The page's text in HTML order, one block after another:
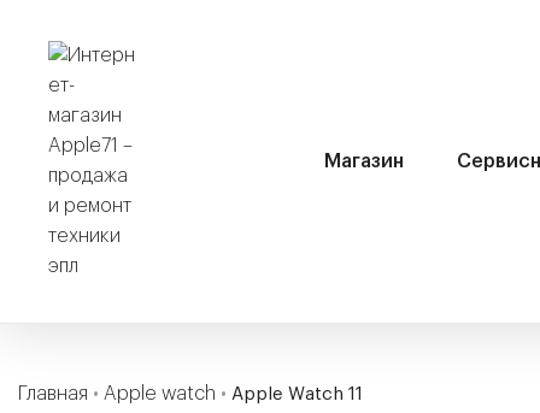
Магазин
Главная • Apple watch • Apple Watch 11